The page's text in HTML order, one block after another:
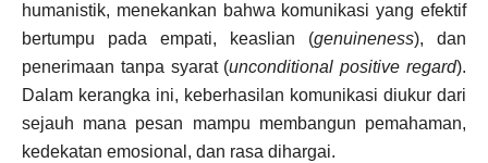
humanistik, menekankan bahwa komunikasi yang efektif
bertumpu pada empati, keaslian (genuineness), dan
penerimaan tanpa syarat (unconditional positive regard).
Dalam kerangka ini, keberhasilan komunikasi diukur dari
sejauh mana pesan mampu membangun pemahaman,
kedekatan emosional, dan rasa dihargai.